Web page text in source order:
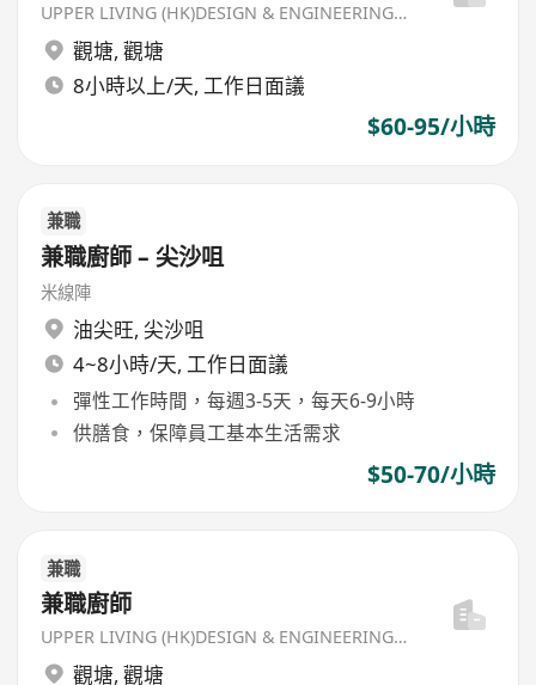
UPPER LIVING (HK)DESIGN & ENGINEERING LIMITED
觀塘, 觀塘
8小時以上/天, 工作日面議
$60-95/小時
兼職
兼職廚師 – 尖沙咀
米線陣
油尖旺, 尖沙咀
4~8小時/天, 工作日面議
彈性工作時間，每週3-5天，每天6-9小時
供膳食，保障員工基本生活需求
$50-70/小時
兼職
兼職廚師
UPPER LIVING (HK)DESIGN & ENGINEERING LIMITED
觀塘, 觀塘